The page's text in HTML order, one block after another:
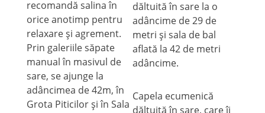
recomandă salina în
orice anotimp pentru
relaxare şi agrement.
Prin galeriile săpate
manual în masivul de
sare, se ajunge la
adâncimea de 42m, în
Grota Piticilor şi în Sala
dăltuită în sare la o
adâncime de 29 de
metri şi sala de bal
aflată la 42 de metri
adâncime.
Capela ecumenică
dăltuită în sare, care îi